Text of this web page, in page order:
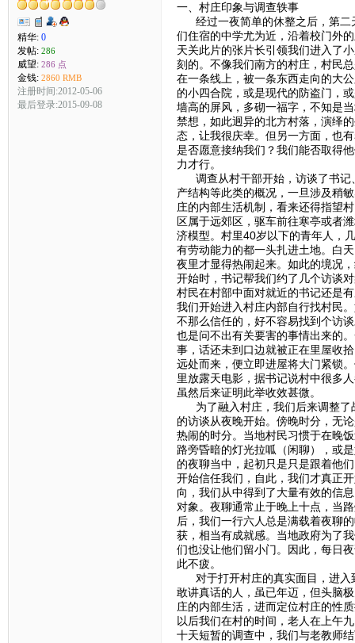
精华: 0
发帖: 286
威望: 286 点
金钱: 2860 RMB
注册时间:2012-05-06
最后登录:2015-09-08
一、村庄印象与调查轶事
经过一夜简单的休整之后，第二
们住宿的中学尤为近，沿着校门外
天关此片的张片长引领我们进入了
刻的。不像我们南方的村庄，村民
在一条线上，被一条东西走向的大
的小四合院，或是现代的防盗门，
墙高的屏风，多砌一福字，不知是
禁想，如此迥异的北方村落，演绎
态，让我很庆幸。但另一方面，也
是否愿意接纳我们？我们能否取得
力才行。
调查从村干部开始，访谈了书记
产结构等此类的概况，一旦涉及稍
庄的内部生活机制，看来还得指望
区属于远郊区，驱车前往寒亭或者
济模型。村里40岁以下的青年人，
有劳动能力的都一头扎进土地。白
夜里才显得热闹起来。如此的境况
开始时，书记帮我们约了几个访谈
村民在村部中面对就近的书记还是
我们开始进入村庄内部自行找村民
不那么信任的，好不容易找到个访
也是问不出有关要害的事情出来的
事，话还未到口边就被正在里屋收
远处而来，便立即进屋将大门紧锁
里放露天电影，据书记说村中很多
虽然后来证明此举收效甚微。
为了融入村庄，我们后来调整了
的访谈从夜晚开始。傍晚时分，无
热闹的时分。当地村民习惯于在晚
路旁昏暗的灯光拉呱（闲聊），或
的夜聊当中，起初只是只是跟着他
开始信任我们，自此，我们才真正
向，我们从中得到了大量有效的信
对象。夜聊通常止于晚上十点，当
后，我们一行六人总是满载着夜聊
获，相当有成就感。当地政府为了
们也没让他们留小门。因此，每日
此不疲。
对于打开村庄的真实面目，进入
敢讲真话的人，虽已年迈，但头脑
庄的内部生活，进而定位村庄的性
以后我们在村的时间，老人在上午
十天短暂的调查中，我们与老教师